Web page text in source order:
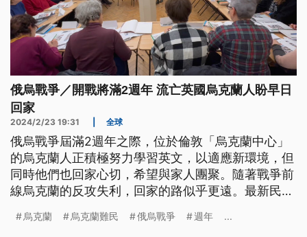
俄烏戰爭／開戰將滿2週年 流亡英國烏克蘭人盼早日
回家
2024/2/23 19:31 全球
俄烏戰爭屆滿2週年之際，位於倫敦「烏克蘭中心」
的烏克蘭人正積極努力學習英文，以適應新環境，但
同時他們也回家心切，希望與家人團聚。隨著戰爭前
線烏克蘭的反攻失利，回家的路似乎更遠。最新民調
烏克蘭 烏克蘭難民 俄烏戰爭 週年 ...